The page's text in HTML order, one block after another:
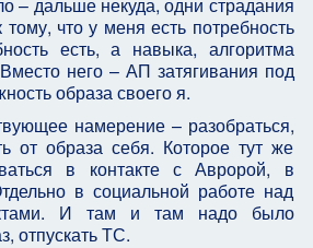
что у меня есть потребность
есть, а навыка, алгоритма
него – АП затягивания под
образа своего я.
намерение – разобраться,
от образа себя. Которое тут же
в контакте с Авророй, в
в социальной работе над
И там и там надо было
отпускать ТС.